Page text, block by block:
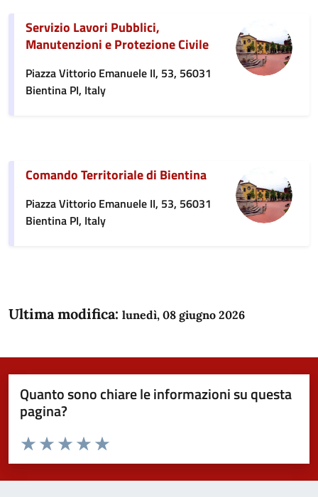
Servizio Lavori Pubblici,
Manutenzioni e Protezione Civile
Piazza Vittorio Emanuele II, 53, 56031
Bientina PI, Italy
Comando Territoriale di Bientina
Piazza Vittorio Emanuele II, 53, 56031
Bientina PI, Italy
Ultima modifica: lunedì, 08 giugno 2026
Quanto sono chiare le informazioni su questa
pagina?
Domanda
Valuta da 1 a 5 stelle la pagina
Valuta 5 stelle su 5
Valuta 4 stelle su 5
Valuta 3 stelle su 5
Valuta 2 stelle su 5
Valuta 1 stelle su 5